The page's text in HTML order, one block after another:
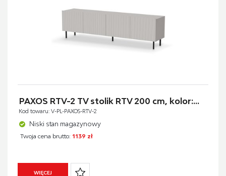
PAXOS RTV-2 TV stolik RTV 200 cm, kolor:...
Kod towaru: V-PL-PAXOS-RTV-2
Niski stan magazynowy
Twoja cena brutto: 1139 zł
WIĘCEJ